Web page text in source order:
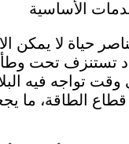
حياة لا يمكن
تستنزف تحت
تواجه فيه
الطاقة، ما